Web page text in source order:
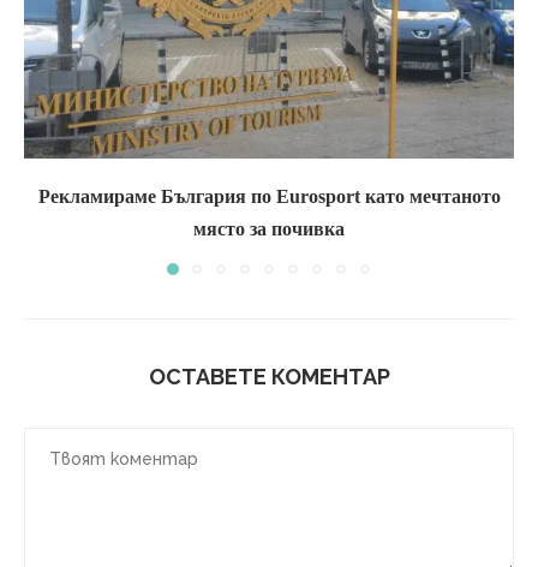
Рекламираме България по Eurosport като мечтаното
място за почивка
ОСТАВЕТЕ КОМЕНТАР